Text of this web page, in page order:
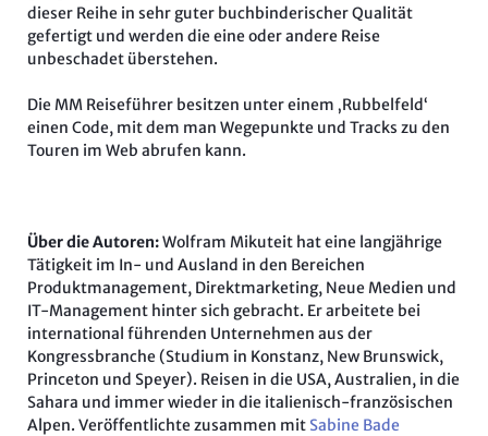
dieser Reihe in sehr guter buchbinderischer Qualität
gefertigt und werden die eine oder andere Reise
unbeschadet überstehen.
Die MM Reiseführer besitzen unter einem ‚Rubbelfeld‘
einen Code, mit dem man Wegepunkte und Tracks zu den
Touren im Web abrufen kann.
Über die Autoren:Wolfram Mikuteit hat eine langjährige
Tätigkeit im In- und Ausland in den Bereichen
Produktmanagement, Direktmarketing, Neue Medien und
IT-Management hinter sich gebracht. Er arbeitete bei
international führenden Unternehmen aus der
Kongressbranche (Studium in Konstanz, New Brunswick,
Princeton und Speyer). Reisen in die USA, Australien, in die
Sahara und immer wieder in die italienisch-französischen
Alpen. Veröffentlichte zusammen mit Sabine Bade